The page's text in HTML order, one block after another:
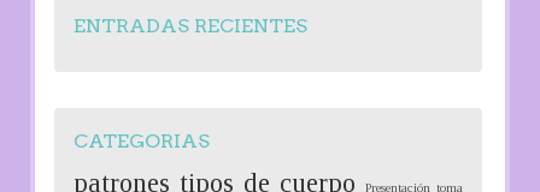
ENTRADAS RECIENTES
CATEGORIAS
patrones tipos de cuerpo Presentación toma